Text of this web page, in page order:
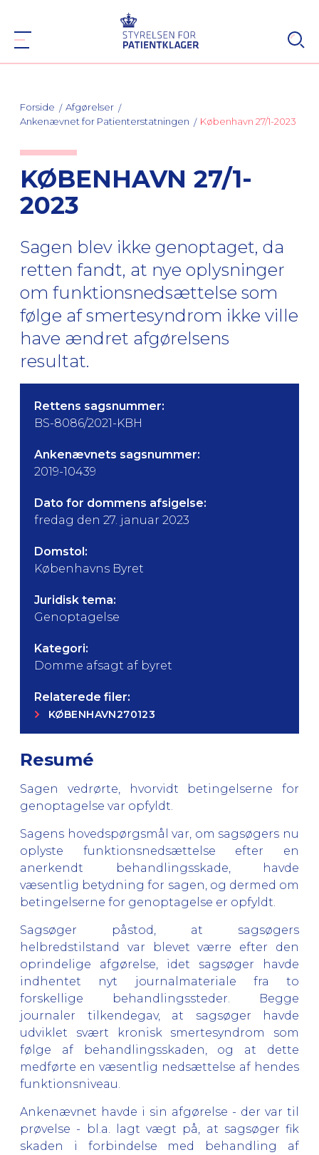
Forside
Afgørelser
Ankenævnet for Patienterstatningen
København 27/1-2023
KØBENHAVN 27/1-
2023
Sagen blev ikke genoptaget, da
retten fandt, at nye oplysninger
om funktionsnedsættelse som
følge af smertesyndrom ikke ville
have ændret afgørelsens
resultat.
Rettens sagsnummer:
BS-8086/2021-KBH
Ankenævnets sagsnummer:
2019-10439
Dato for dommens afsigelse:
fredag den 27. januar 2023
Domstol:
Københavns Byret
Juridisk tema:
Genoptagelse
Kategori:
Domme afsagt af byret
Relaterede filer:
KØBENHAVN270123
Resumé
Sagen vedrørte, hvorvidt betingelserne for
genoptagelse var opfyldt.
Sagens hovedspørgsmål var, om sagsøgers nu
oplyste funktionsnedsættelse efter en
anerkendt behandlingsskade, havde
væsentlig betydning for sagen, og dermed om
betingelserne for genoptagelse er opfyldt.
Sagsøger påstod, at sagsøgers
helbredstilstand var blevet værre efter den
oprindelige afgørelse, idet sagsøger havde
indhentet nyt journalmateriale fra to
forskellige behandlingssteder. Begge
journaler tilkendegav, at sagsøger havde
udviklet svært kronisk smertesyndrom som
følge af behandlingsskaden, og at dette
medførte en væsentlig nedsættelse af hendes
funktionsniveau.
Ankenævnet havde i sin afgørelse - der var til
prøvelse - bl.a. lagt vægt på, at sagsøger fik
skaden i forbindelse med behandling af